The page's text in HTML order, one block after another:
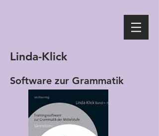
Linda-Klick
Software zur Grammatik